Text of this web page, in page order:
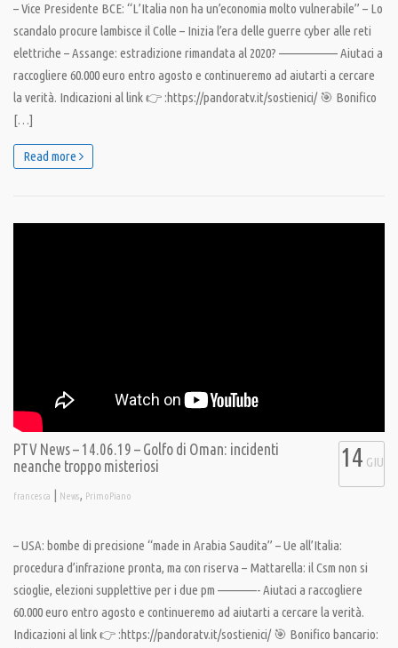
– Vice Presidente BCE: “L’Italia non ha un’economia molto vulnerabile” – Lo
scandalo procure lambisce il Colle – Inizia l’era delle guerre cyber alle reti
elettriche – Assange: estradizione rimandata al 2020? —————— Aiutaci a
raccogliere 60.000 euro entro agosto e continueremo ad aiutarti a cercare
la verità. Indicazioni al link 👉 :https://pandoratv.it/sostienici/ 🎯 Bonifico
[…]
Read more
PTV News – 14.06.19 – Golfo di Oman: incidenti
neanche troppo misteriosi
francesca | News, PrimoPiano
14 GIU
– USA: bombe di precisione “made in Arabia Saudita” – Ue all’Italia:
procedura d’infrazione pronta, ma con riserva – Mattarella: il Csm non si
scioglie, elezioni supplettive per i due pm ————- Aiutaci a raccogliere
60.000 euro entro agosto e continueremo ad aiutarti a cercare la verità.
Indicazioni al link 👉 :https://pandoratv.it/sostienici/ 🎯 Bonifico bancario: